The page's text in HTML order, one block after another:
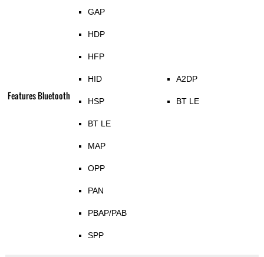
Features Bluetooth
GAP
HDP
HFP
HID
HSP
BT LE
MAP
OPP
PAN
PBAP/PAB
SPP
A2DP
BT LE